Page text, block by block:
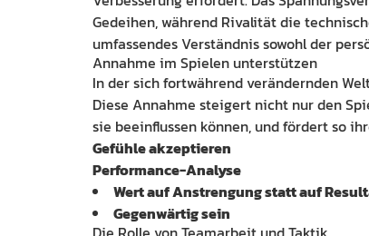
Gedeihen, während Rivalität die
umfassendes Verständnis sowohl der
Annahme im Spielen unterstützen
In der sich fortwährend verändernden
Diese Annahme steigert nicht nur den
sie beeinflussen können, und fördert so
Gefühle akzeptieren
Performance-Analyse
Wert auf Anstrengung statt auf
Gegenwärtig sein